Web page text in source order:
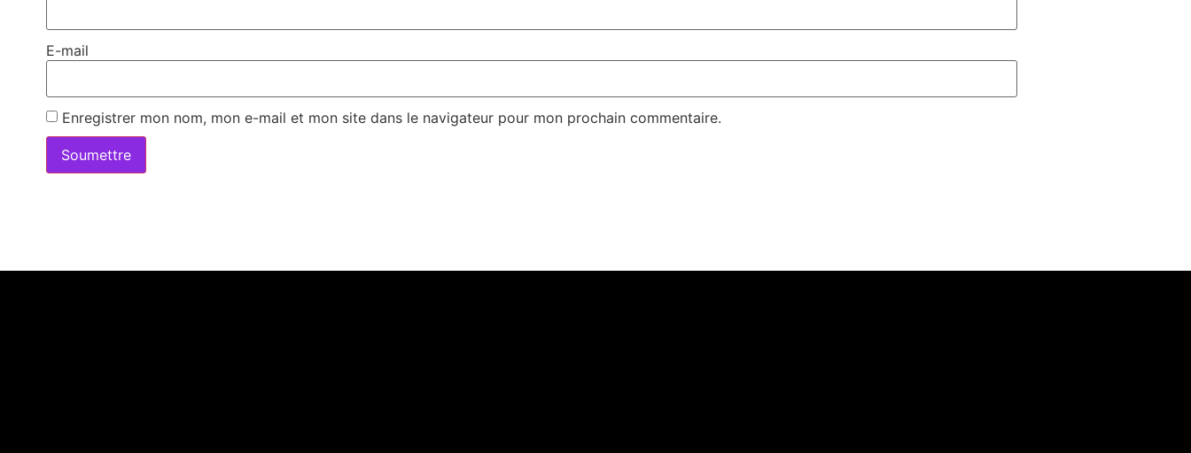
E-mail
Enregistrer mon nom, mon e-mail et mon site dans le navigateur pour mon prochain commentaire.